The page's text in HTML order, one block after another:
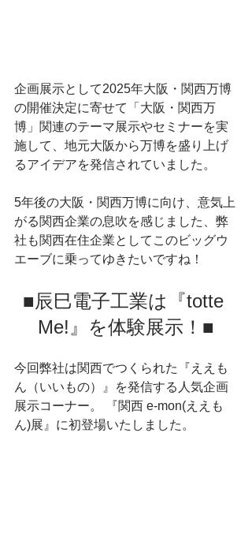
企画展示として2025年大阪・関西万博
の開催決定に寄せて「大阪・関西万
博」関連のテーマ展示やセミナーを実
施して、地元大阪から万博を盛り上げ
るアイデアを発信されていました。
5年後の大阪・関西万博に向け、意気上
がる関西企業の息吹を感じました、弊
社も関西在住企業としてこのビッグウ
エーブに乗ってゆきたいですね！
■辰巳電子工業は『totte
Me!』を体験展示！■
今回弊社は関西でつくられた『ええも
ん（いいもの）』を発信する人気企画
展示コーナー。 『関西 e-mon(ええも
ん)展』に初登場いたしました。